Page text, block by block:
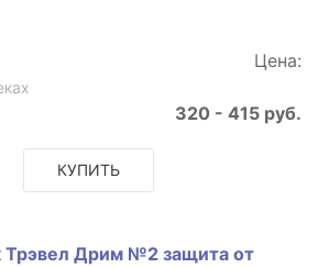
Цена:
320 - 415 руб.
КУПИТЬ
Трэвел Дрим №2 защита от